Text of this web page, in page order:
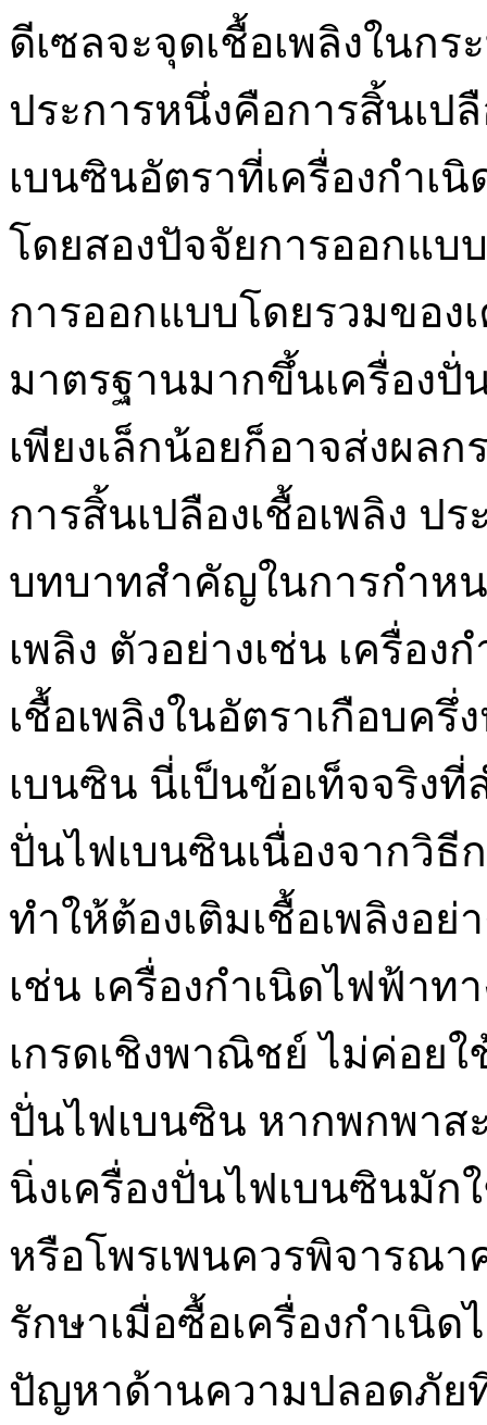
ดีเซลจะจุดเชื้อเพลิงในก
ประการหนึ่งคือการสิ้นเป
เบนซินอัตราที่เครื่องกำเ
โดยสองปัจจัยการออกแบ
การออกแบบโดยรวมของ
มาตรฐานมากขึ้นเครื่อง
เพียงเล็กน้อยก็อาจส่งผล
การสิ้นเปลืองเชื้อเพลิง ป
บทบาทสำคัญในการกำห
เพลิง ตัวอย่างเช่น เครื่อง
เชื้อเพลิงในอัตราเกือบค
เบนซิน นี่เป็นข้อเท็จจริง
ปั่นไฟเบนซินเนื่องจากวิธี
ทำให้ต้องเติมเชื้อเพลิงอ
เช่น เครื่องกำเนิดไฟฟ้าท
เกรดเชิงพาณิชย์ ไม่ค่อย
ปั่นไฟเบนซิน หากพกพาส
นิ่งเครื่องปั่นไฟเบนซินมัก
หรือโพรเพนควรพิจารณ
รักษาเมื่อซื้อเครื่องกำเนิ
ปัญหาด้านความปลอดภัย